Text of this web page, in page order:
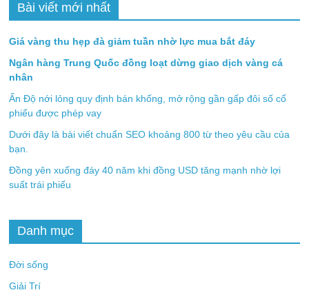
Bài viết mới nhất
Giá vàng thu hẹp đà giảm tuần nhờ lực mua bắt đáy
Ngân hàng Trung Quốc đồng loạt dừng giao dịch vàng cá
nhân
Ấn Độ nới lỏng quy định bán khống, mở rộng gần gấp đôi số cổ
phiếu được phép vay
Dưới đây là bài viết chuẩn SEO khoảng 800 từ theo yêu cầu của
bạn.
Đồng yên xuống đáy 40 năm khi đồng USD tăng mạnh nhờ lợi
suất trái phiếu
Danh mục
Đời sống
Giải Trí